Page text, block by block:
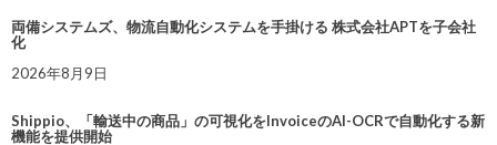
両備システムズ、物流自動化システムを手掛ける 株式会社APTを子会社
化
2026年8月9日
Shippio、「輸送中の商品」の可視化をInvoiceのAI-OCRで自動化する新
機能を提供開始